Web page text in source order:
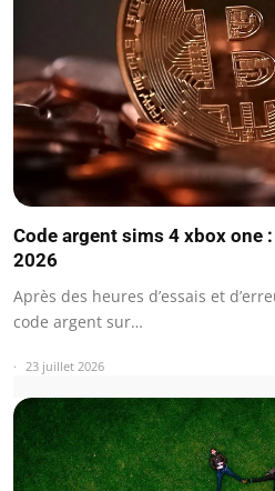
Code argent sims 4 xbox one
2026
Après des heures d’essais et
code argent sur…
23 juillet 2026